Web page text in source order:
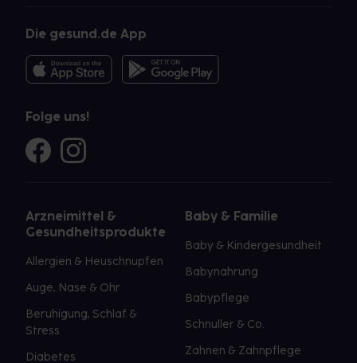
Die gesund.de App
Folge uns!
Arzneimittel &
Gesundheitsprodukte
Allergien & Heuschnupfen
Auge, Nase & Ohr
Beruhigung, Schlaf &
Stress
Diabetes
Baby & Familie
Baby & Kindergesundheit
Babynahrung
Babypflege
Schnuller & Co.
Zahnen & Zahnpflege